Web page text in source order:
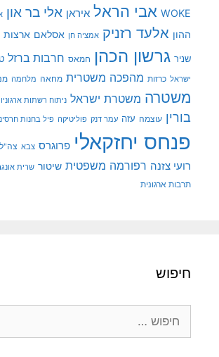
WOKE אבי הראל איראן אלי בר און
ההון אלעד רזניק אמציה חן אסלאם ארצות
שניר גרשון הכהן חמאס חרבות ברזל
ישראל כרזות מהפכה משטרית מחאה מלחמה
משטרה משטרת ישראל ניתוח רשתות
בורין עוצמה עזה עמר דנק פוליטיקה פיל בחנות
פנחס יחזקאלי פרוגרס צבא צה"ל
רועי צזנה רפורמה משפטית שיטור שרית
תרבות ארגונית
חיפוש